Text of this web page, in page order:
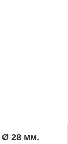
Ø 28 мм.